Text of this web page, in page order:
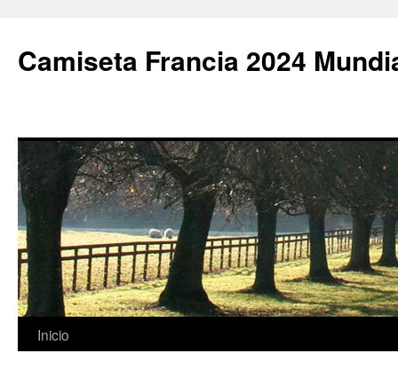
Camiseta Francia 2024
Saltar
Inicio